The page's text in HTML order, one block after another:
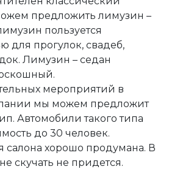
предложить лимузин –
пользуется
для прогулок, свадеб,
Лимузин – седан
мероприятий в
мы можем предложит
Автомобили такого типа
до 30 человек.
салона хорошо продумана. В
скучать не придется.